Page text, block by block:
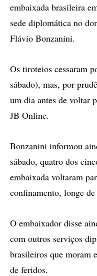
embaixada brasileira
sede diplomática no
Flávio Bonzanini.
Os tiroteios cessaram
sábado), mas, por
um dia antes de voltar
JB Online.
Bonzanini informou
sábado, quatro dos
embaixada voltaram
confinamento, longe
O embaixador disse
com outros serviços
brasileiros que moram
de feridos.